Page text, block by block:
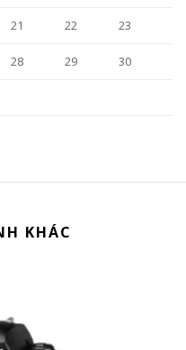
21 22 23
28 29 30
KHÁC